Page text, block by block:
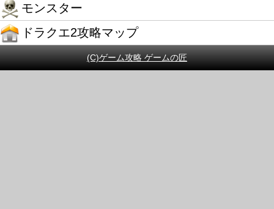
モンスター
ドラクエ2攻略マップ
(C)ゲーム攻略 ゲームの匠